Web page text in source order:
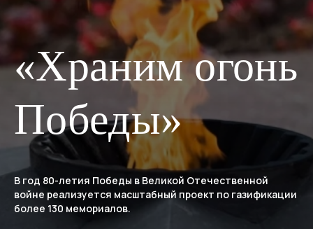
«Храним огонь
Победы»
В год 80-летия Победы в Великой Отечественной
войне реализуется масштабный проект по газификации
более 130 мемориалов.